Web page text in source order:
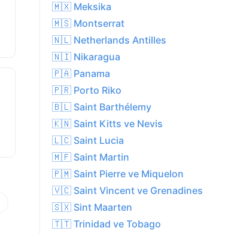
🇲🇽 Meksika
🇲🇸 Montserrat
🇳🇱 Netherlands Antilles
🇳🇮 Nikaragua
🇵🇦 Panama
🇵🇷 Porto Riko
🇧🇱 Saint Barthélemy
🇰🇳 Saint Kitts ve Nevis
🇱🇨 Saint Lucia
🇲🇫 Saint Martin
🇵🇲 Saint Pierre ve Miquelon
🇻🇨 Saint Vincent ve Grenadines
🇸🇽 Sint Maarten
🇹🇹 Trinidad ve Tobago